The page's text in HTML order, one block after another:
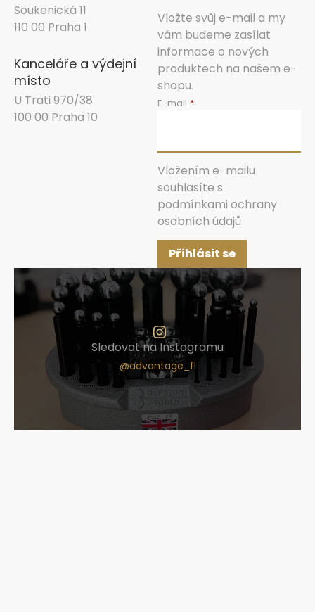
Soukenická 11
110 00 Praha 1
Kanceláře a výdejní
místo
U Trati 970/38
100 00 Praha 10
Vložte svůj e-mail a my
vám budeme zasílat
informace o nových
produktech na našem e-
shopu.
E-mail
Vložením e-mailu
souhlasíte s
podmínkami ochrany
osobních údajů
Přihlásit se
Sledovat na Instagramu